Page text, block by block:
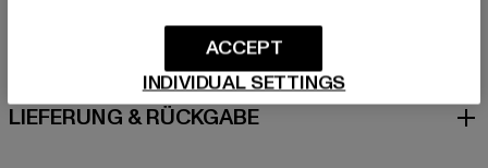
GRÖSSE & PASSFORM
PFLEGEHINWEISE
LIEFERUNG & RÜCKGABE
INDIVIDUAL SETTINGS
ACCEPT